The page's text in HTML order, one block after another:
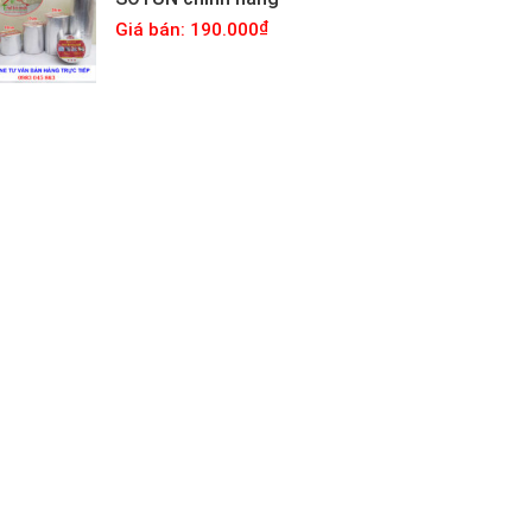
Giá bán: 190.000